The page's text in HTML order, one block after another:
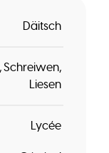
Däitsch
Schreiwen
Liesen
Lycée